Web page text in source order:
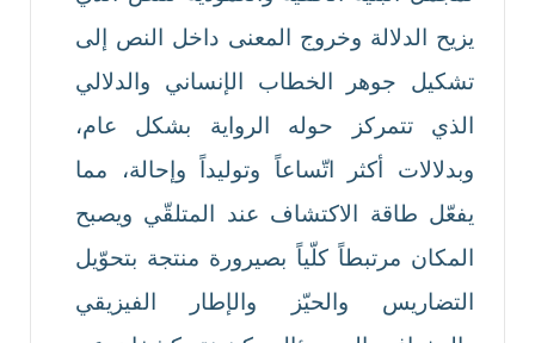
يزيح الدلالة وخروج المعنى داخل النص إلى
تشكيل جوهر الخطاب الإنساني والدلالي
الذي تتمركز حوله الرواية بشكل عام،
وبدلالات أكثر اتّساعاً وتوليداً وإحالة، مما
يفعّل طاقة الاكتشاف عند المتلقّي ويصبح
المكان مرتبطاً كلّياً بصيرورة منتجة بتحوّيل
التضاريس والحيّز والإطار الفيزيقي